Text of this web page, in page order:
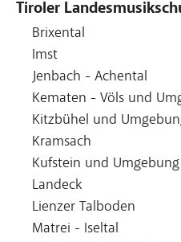
Tiroler
Brixental
Imst
Jenbach - Achental
Kematen - Völs und
Kitzbühel und
Kramsach
Kufstein und Umgebung
Landeck
Lienzer Talboden
Matrei - Iseltal